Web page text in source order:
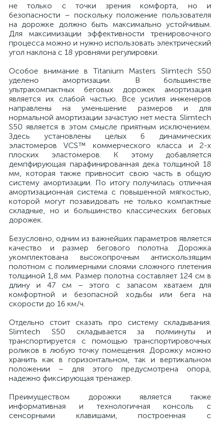
не только с точки зрения комфорта, но и
безопасности – поскольку положение пользователя
на дорожке должно быть максимально устойчивым.
Для максимизации эффективности тренировочного
процесса можно и нужно использовать электрический
угол наклона с 18 уровнями регулировки.
Особое внимание в Titanium Masters Slimtech S50
уделено амортизации. В большинстве
ультракомпактных беговых дорожек амортизация
является их слабой частью. Все усилия инженеров
направлены на уменьшение размеров и для
нормальной амортизации зачастую нет места. Slimtech
S50 является в этом смысле приятным исключением.
Здесь установлены целых 6 динамических
эластомеров VCS™ коммерческого класса и 2-х
плоских эластомеров. К этому добавляется
демпфирующая парафинированная дека толщиной 18
мм, которая также привносит свою часть в общую
систему амортизации. По итогу получилась отличная
амортизационная система с повышенной мягкостью,
которой могут позавидовать не только компактные
складные, но и большинство классических беговых
дорожек.
Безусловно, одним из важнейших параметров является
качество и размер бегового полотна. Дорожка
укомплектована высокопрочным антискользящим
полотном с полимерными слоями сложного плетения
толщиной 1,8 мм. Размер полотна составляет 124 см в
длину и 47 см – этого с запасом хватаем для
комфортной и безопасной ходьбы или бега на
скорости до 16 км/ч.
Отдельно стоит сказать про систему складывания.
Slimtech S50 складывается за полминуты и
транспортируется с помощью транспортировочных
роликов в любую точку помещения. Дорожку можно
хранить как в горизонтальном, так и вертикальном
положении – для этого предусмотрена опора,
надежно фиксирующая тренажер.
Преимуществом дорожки является также
информативная и технологичная консоль с
сенсорными клавишами, построенная с